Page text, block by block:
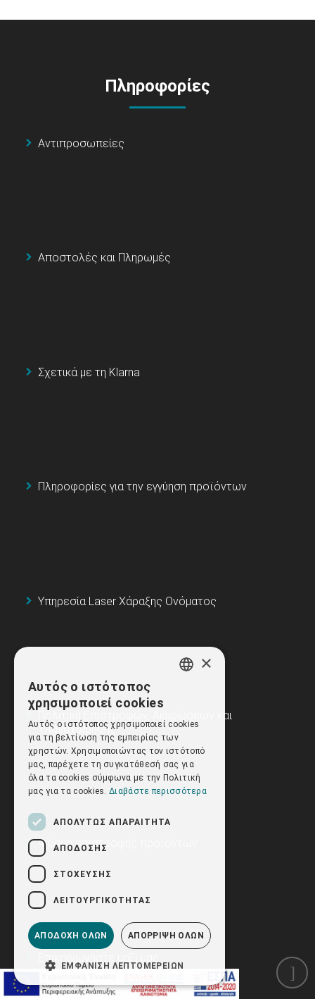
Πληροφορίες
Αντιπροσωπείες
Αποστολές και Πληρωμές
Σχετικά με τη Klarna
Πληροφορίες για την εγγύηση προϊόντων
Υπηρεσία Laser Χάραξης Ονόματος
Πολιτική Επιστροφών, Ακυρώσεων και
Υπαναχώρησης
Φόρμα επιστροφής προϊόντων
Επικοινωνήστε μαζί μας
×
Αυτός ο ιστότοπος
χρησιμοποιεί cookies
Αυτός ο ιστότοπος χρησιμοποιεί cookies
για τη βελτίωση της εμπειρίας των
χρηστών. Χρησιμοποιώντας τον ιστότοπό
μας, παρέχετε τη συγκατάθεσή σας για
όλα τα cookies σύμφωνα με την Πολιτική
μας για τα cookies. Διαβάστε περισσότερα
ΑΠΟΛΎΤΩΣ ΑΠΑΡΑΊΤΗΤΑ
ΑΠΌΔΟΣΗΣ
ΣΤΌΧΕΥΣΗΣ
ΛΕΙΤΟΥΡΓΙΚΌΤΗΤΑΣ
ΑΠΟΔΟΧΉ ΌΛΩΝ ΑΠΌΡΡΙΨΗ ΌΛΩΝ
ΕΜΦΆΝΙΣΗ ΛΕΠΤΟΜΕΡΕΙΏΝ